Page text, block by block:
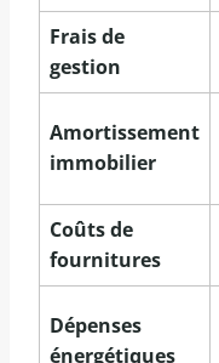
Frais de
gestion
Amortissement
immobilier
Coûts de
fournitures
Dépenses
énergétiques